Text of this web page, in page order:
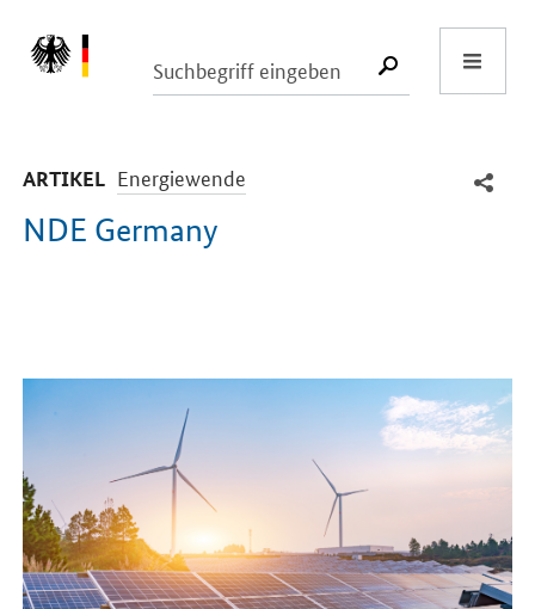
SUCHE
ARTIKEL -
Energiewende
NDE Germany